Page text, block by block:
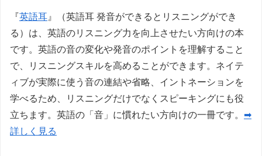
『英語耳 』（英語耳 発音ができるとリスニングができ
る）は、英語のリスニング力を向上させたい方向けの本
です。英語の音の変化や発音のポイントを理解すること
で、リスニングスキルを高めることができます。ネイテ
ィブが実際に使う音の連結や省略、イントネーションを
学べるため、リスニングだけでなくスピーキングにも役
立ちます。英語の「音」に慣れたい方向けの一冊です。 ➡
詳しく見る